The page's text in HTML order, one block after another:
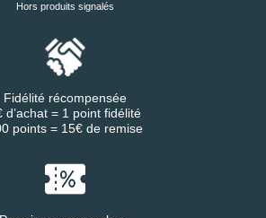
Hors produits signalés
Fidélité récompensée
d’achat = 1 point fidélité
points = 15€ de remise